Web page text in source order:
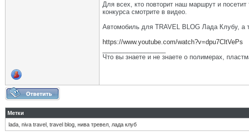
Для всех, кто повторит наш маршрут и
конкурса смотрите в видео.
Автомобиль для TRAVEL BLOG Лада Клубу, а
https://www.youtube.com/watch?v=dpu7CltVePs
Что вы знаете и не знаете о полимерах,
Метки
lada niva travel travel blog нива тревел лада клуб